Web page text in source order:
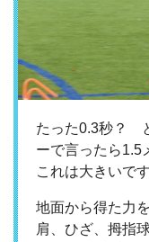
たった0.3秒？
ーで言ったら1.5
これは大きいです
地面から得た力
肩、ひざ、拇指